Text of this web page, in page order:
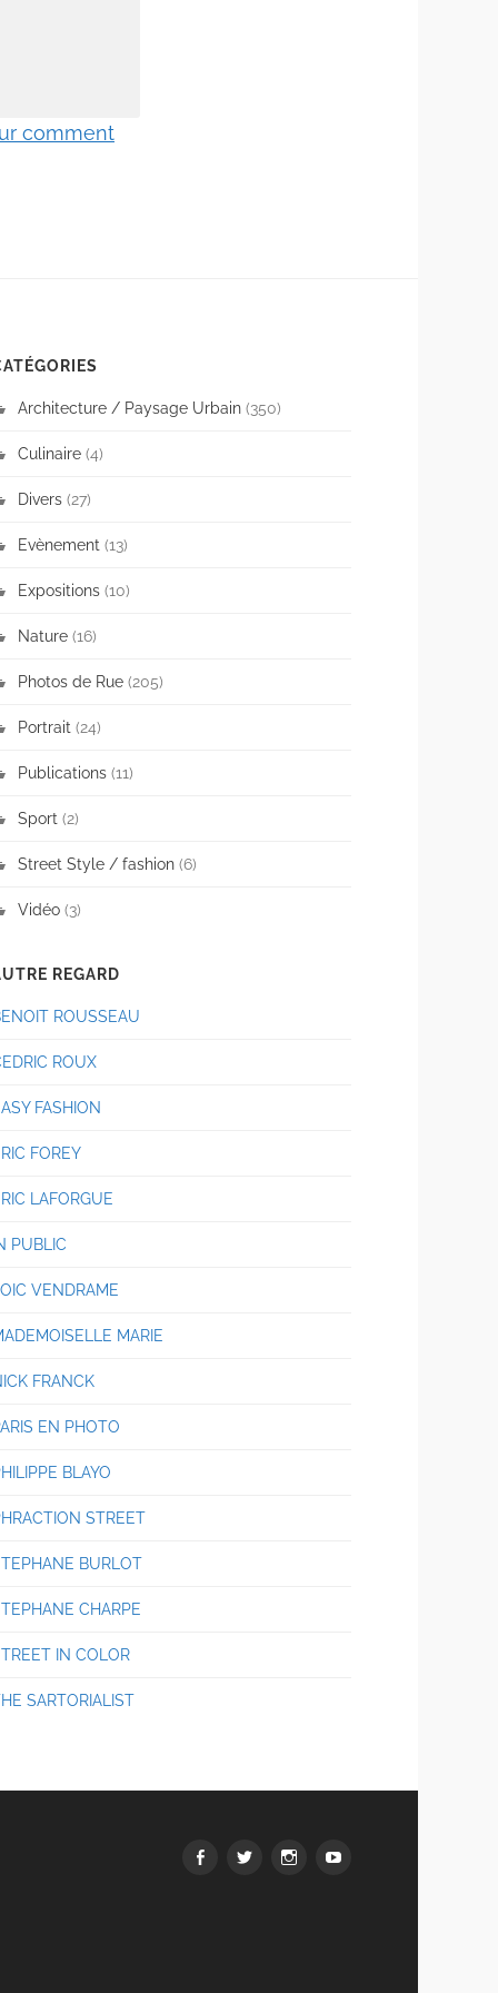
comment
Architecture / Paysage Urbain (350)
Culinaire (4)
Divers (27)
Evènement (13)
Expositions (10)
Nature (16)
Photos de Rue (205)
Portrait (24)
Publications (11)
Sport (2)
Street Style / fashion (6)
Vidéo (3)
REGARD
ROUSSEAU
ROUX
FASHION
FOREY
LAFORGUE
PUBLIC
VENDRAME
MARIE
FRANCK
EN PHOTO
BLAYO
STREET
BURLOT
CHARPE
IN COLOR
SARTORIALIST
FacebookTwitterInstagramyoutube